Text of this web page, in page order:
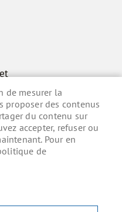
municipale
de mesurer la
proposer des contenus
du contenu sur
accepter, refuser ou
Pour en
de